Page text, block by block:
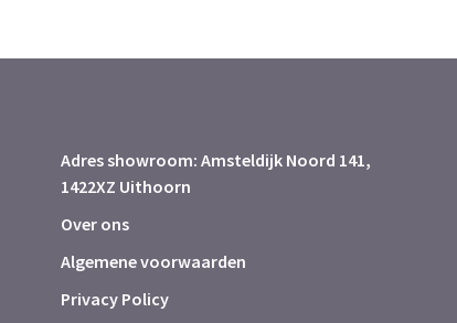
Adres showroom: Amsteldijk Noord 141,
1422XZ Uithoorn
Over ons
Algemene voorwaarden
Privacy Policy